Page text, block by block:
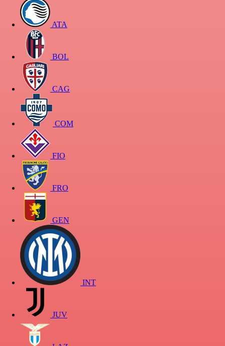
ATA
BOL
CAG
COM
FIO
FRO
GEN
INT
JUV